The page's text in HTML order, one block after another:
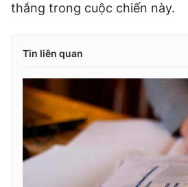
thắng trong cuộc chiến này.
Tin liên quan